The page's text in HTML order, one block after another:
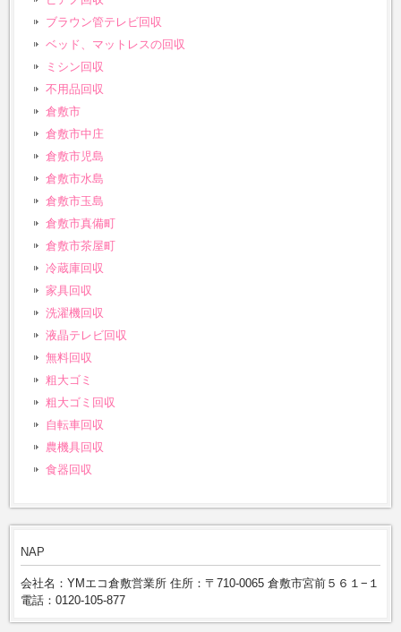
ブラウン管テレビ回収
ベッド、マットレスの回収
ミシン回収
不用品回収
倉敷市
倉敷市中庄
倉敷市児島
倉敷市水島
倉敷市玉島
倉敷市真備町
倉敷市茶屋町
冷蔵庫回収
家具回収
洗濯機回収
液晶テレビ回収
無料回収
粗大ゴミ
粗大ゴミ回収
自転車回収
農機具回収
食器回収
NAP
会社名：YMエコ倉敷営業所 住所：〒710-0065 倉敷市宮前５６１−１
電話：0120-105-877